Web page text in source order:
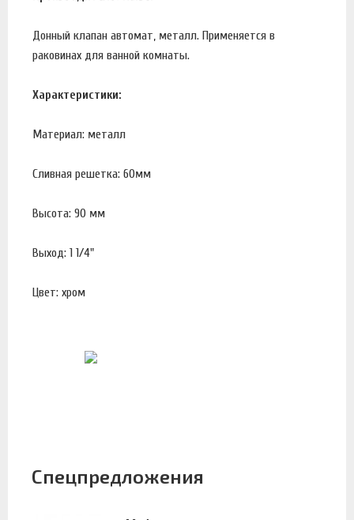
Донный клапан автомат, металл. Применяется в
раковинах для ванной комнаты.
Характеристики:
Материал: металл
Сливная решетка: 60мм
Высота: 90 мм
Выход: 1 1/4"
Цвет: хром
Спецпредложения